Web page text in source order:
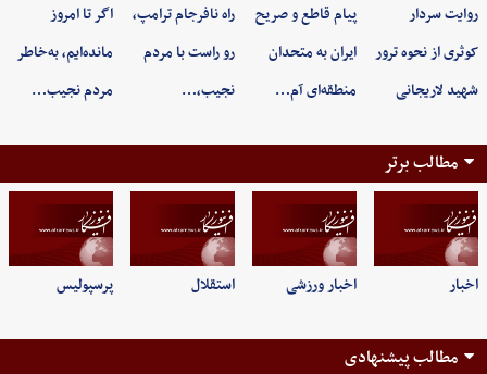
روایت سردار
کوثری از نحوه ترور
شهید لاریجانی
پیام قاطع و صریح
ایران به متحدان
منطقه‌ای آم…
راه نافرجام ترامپ،
رو راست با مردم
نجیب،…
اگر تا امروز
مانده‌ایم، به‌خاطر
مردم نجیب…
مطالب برتر
اخبار اخبار ورزشی استقلال پرسپولیس
مطالب پیشنهادی